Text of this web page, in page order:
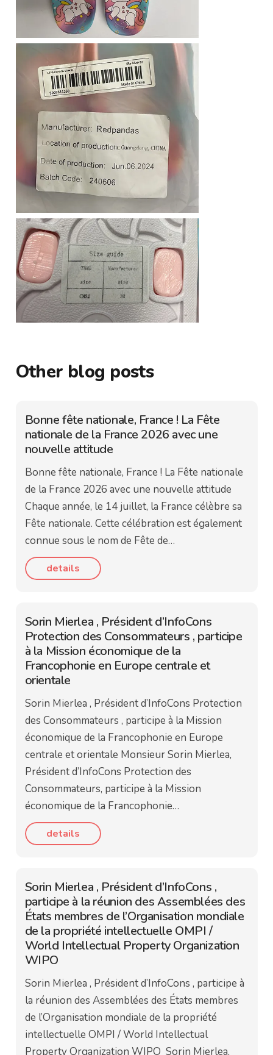
Other blog posts
Bonne fête nationale, France ! La Fête
nationale de la France 2026 avec une
nouvelle attitude
Bonne fête nationale, France ! La Fête nationale
de la France 2026 avec une nouvelle attitude
Chaque année, le 14 juillet, la France célèbre sa
Fête nationale. Cette célébration est également
connue sous le nom de Fête de…
details
Sorin Mierlea , Président d’InfoCons
Protection des Consommateurs , participe
à la Mission économique de la
Francophonie en Europe centrale et
orientale
Sorin Mierlea , Président d’InfoCons Protection
des Consommateurs , participe à la Mission
économique de la Francophonie en Europe
centrale et orientale Monsieur Sorin Mierlea,
Président d’InfoCons Protection des
Consommateurs, participe à la Mission
économique de la Francophonie…
details
Sorin Mierlea , Président d’InfoCons ,
participe à la réunion des Assemblées des
États membres de l’Organisation mondiale
de la propriété intellectuelle OMPI /
World Intellectual Property Organization
WIPO
Sorin Mierlea , Président d’InfoCons , participe à
la réunion des Assemblées des États membres
de l’Organisation mondiale de la propriété
intellectuelle OMPI / World Intellectual
Property Organization WIPO Sorin Mierlea,